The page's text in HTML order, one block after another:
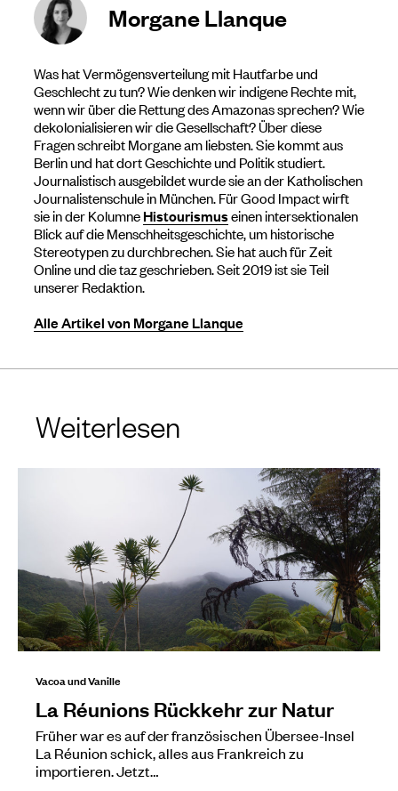
Morgane Llanque
Was hat Vermögensverteilung mit Hautfarbe und
Geschlecht zu tun? Wie denken wir indigene Rechte mit,
wenn wir über die Rettung des Amazonas sprechen? Wie
dekolonialisieren wir die Gesellschaft? Über diese
Fragen schreibt Morgane am liebsten. Sie kommt aus
Berlin und hat dort Geschichte und Politik studiert.
Journalistisch ausgebildet wurde sie an der Katholischen
Journalistenschule in München. Für Good Impact wirft
sie in der KolumneHistourismuseinen intersektionalen
Blick auf die Menschheitsgeschichte, um historische
Stereotypen zu durchbrechen. Sie hat auch für Zeit
Online und die taz geschrieben. Seit 2019 ist sie Teil
unserer Redaktion.
Alle Artikel von Morgane Llanque
Weiterlesen
Vacoa und Vanille
La Réunions Rückkehr zur Natur
Früher war es auf der französischen Übersee-Insel
La Réunion schick, alles aus Frankreich zu
importieren. Jetzt…